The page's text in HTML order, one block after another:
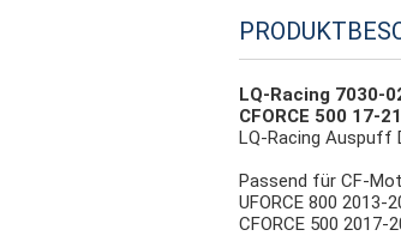
LQ-Racing 7030-
CFORCE 500 17-
LQ-Racing Auspuff
Passend für CF-
UFORCE 800 2013-
CFORCE 500 2017-